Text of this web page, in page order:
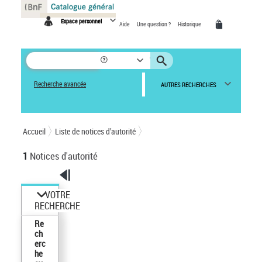
Espace personnel Aide Une question ? Historique
Recherche avancée AUTRES RECHERCHES
Accueil Liste de notices d’autorité
1 Notices d'autorité
VOTRE
RECHERCHE
Re
ch
erc
he
Panneau de gestion des cookies